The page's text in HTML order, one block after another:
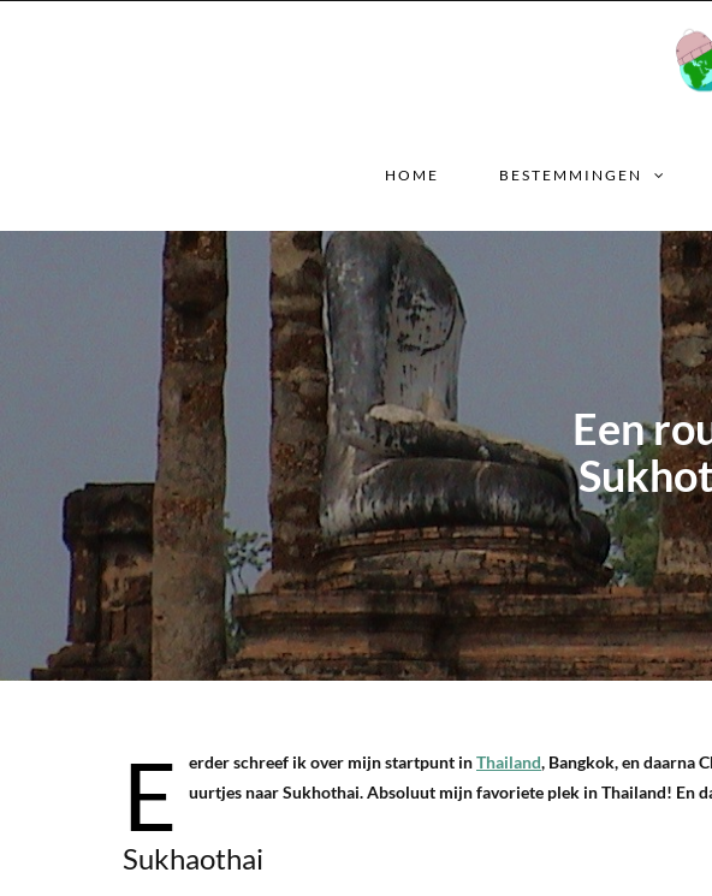
HOME BESTEMMINGEN
Een
E erder schreef ik over mijn startpunt inThailand, Bangkok, en daarna
uurtjes naar Sukhothai. Absoluut mijn favoriete plek in Thailand! En
Sukhaothai